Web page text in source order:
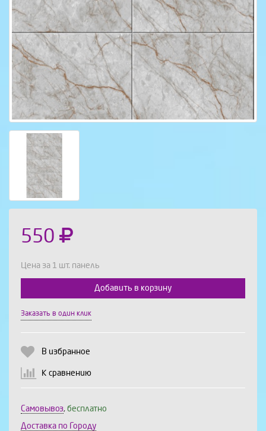
550
Цена за 1 шт. панель
Добавить в корзину
Заказать в один клик
В избранное
К сравнению
Самовывоз, бесплатно
Доставка по Городу